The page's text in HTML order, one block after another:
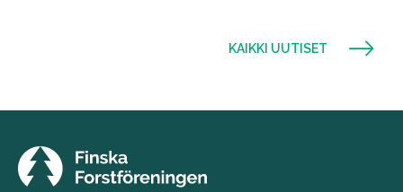
KAIKKI UUTISET